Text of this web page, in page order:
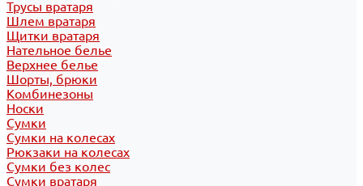
Трусы вратаря
Шлем вратаря
Щитки вратаря
Нательное белье
Верхнее белье
Шорты, брюки
Комбинезоны
Носки
Сумки
Сумки на колесах
Рюкзаки на колесах
Сумки без колес
Сумки вратаря